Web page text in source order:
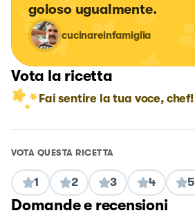
goloso ugualmente.
cucinareinfamiglia
Vota la ricetta
Fai sentire la tua voce, chef!
VOTA QUESTA RICETTA
1 2 3 4 5
Domande e recensioni